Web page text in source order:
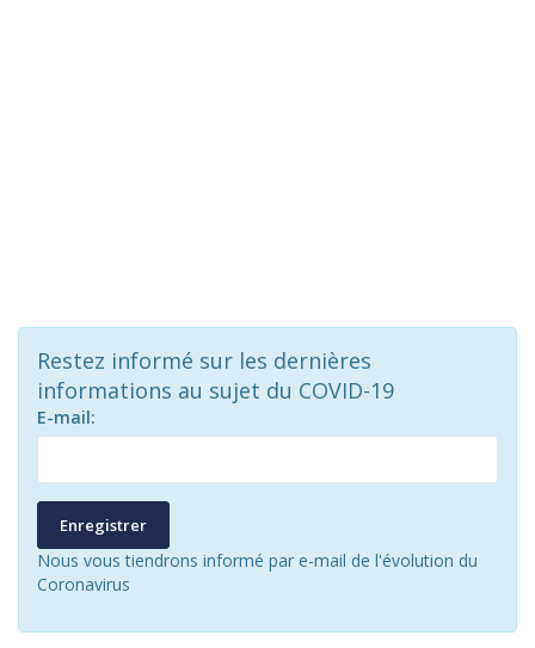
Restez informé sur les dernières
informations au sujet du COVID-19
E-mail:
Enregistrer
Nous vous tiendrons informé par e-mail de l'évolution du
Coronavirus